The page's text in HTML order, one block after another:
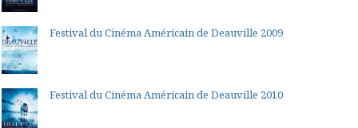
Festival du Cinéma Américain de Deauville 2009
Festival du Cinéma Américain de Deauville 2010